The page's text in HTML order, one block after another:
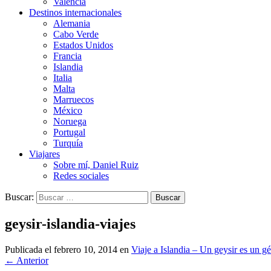
Destinos internacionales
Alemania
Cabo Verde
Estados Unidos
Francia
Islandia
Italia
Malta
Marruecos
México
Noruega
Portugal
Turquía
Viajares
Sobre mí, Daniel Ruiz
Redes sociales
Buscar:
geysir-islandia-viajes
Publicada el febrero 10, 2014 en Viaje a Islandia – Un geysir es un
← Anterior